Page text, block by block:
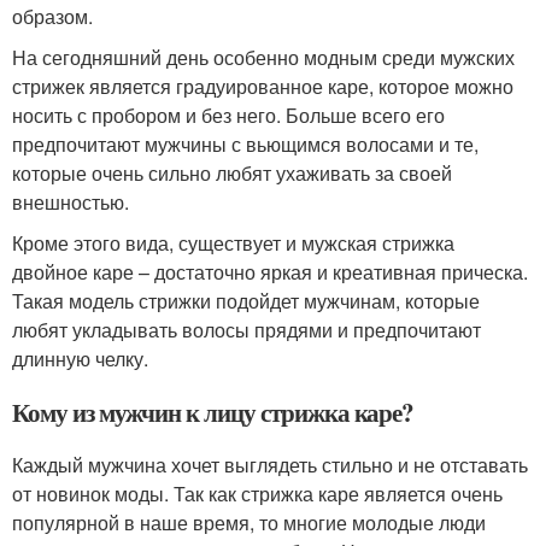
образом.
На сегодняшний день особенно модным среди мужских
стрижек является градуированное каре, которое можно
носить с пробором и без него. Больше всего его
предпочитают мужчины с вьющимся волосами и те,
которые очень сильно любят ухаживать за своей
внешностью.
Кроме этого вида, существует и мужская стрижка
двойное каре – достаточно яркая и креативная прическа.
Такая модель стрижки подойдет мужчинам, которые
любят укладывать волосы прядями и предпочитают
длинную челку.
Кому из мужчин к лицу стрижка каре?
Каждый мужчина хочет выглядеть стильно и не отставать
от новинок моды. Так как стрижка каре является очень
популярной в наше время, то многие молодые люди